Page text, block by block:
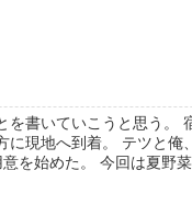
を書いていこうと思う。
に現地へ到着。 テツと俺
を始めた。 今回は夏野菜